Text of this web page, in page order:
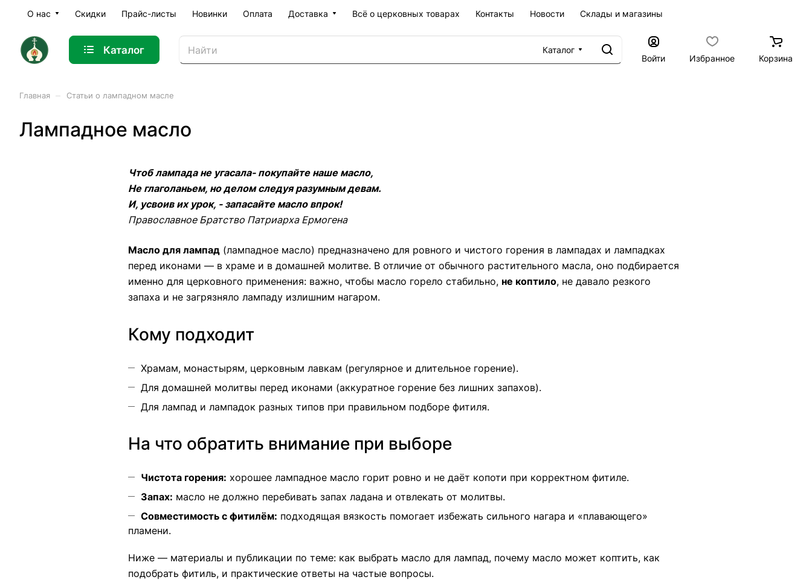
О нас Скидки Прайс-листы Новинки Оплата Доставка Всё о церковных товарах Контакты Новости Склады и магазины
Каталог
Каталог
Войти
Избранное Корзина
Главная Статьи о лампадном масле
Лампадное масло
Чтоб лампада не угасала- покупайте наше масло,
Не глаголаньем, но делом следуя разумным девам.
И, усвоив их урок, - запасайте масло впрок!
Православное Братство Патриарха Ермогена
Масло для лампад (лампадное масло) предназначено для ровного и чистого горения в лампадах и лампадках
перед иконами — в храме и в домашней молитве. В отличие от обычного растительного масла, оно подбирается
именно для церковного применения: важно, чтобы масло горело стабильно, не коптило, не давало резкого
запаха и не загрязняло лампаду излишним нагаром.
Кому подходит
Храмам, монастырям, церковным лавкам (регулярное и длительное горение).
Для домашней молитвы перед иконами (аккуратное горение без лишних запахов).
Для лампад и лампадок разных типов при правильном подборе фитиля.
На что обратить внимание при выборе
Чистота горения: хорошее лампадное масло горит ровно и не даёт копоти при корректном фитиле.
Запах: масло не должно перебивать запах ладана и отвлекать от молитвы.
Совместимость с фитилём: подходящая вязкость помогает избежать сильного нагара и «плавающего»
пламени.
Ниже — материалы и публикации по теме: как выбрать масло для лампад, почему масло может коптить, как
подобрать фитиль, и практические ответы на частые вопросы.